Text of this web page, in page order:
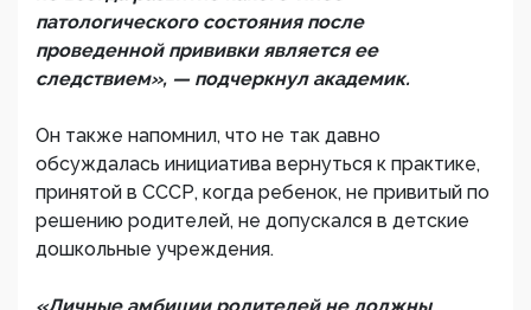
патологического состояния после
проведенной прививки является ее
следствием», — подчеркнул академик.
Он также напомнил, что не так давно
обсуждалась инициатива вернуться к практике,
принятой в СССР, когда ребенок, не привитый по
решению родителей, не допускался в детские
дошкольные учреждения.